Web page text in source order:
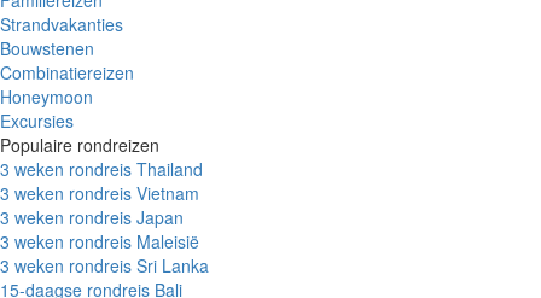
Strandvakanties
Bouwstenen
Combinatiereizen
Honeymoon
Excursies
Populaire rondreizen
3 weken rondreis Thailand
3 weken rondreis Vietnam
3 weken rondreis Japan
3 weken rondreis Maleisië
3 weken rondreis Sri Lanka
15-daagse rondreis Bali